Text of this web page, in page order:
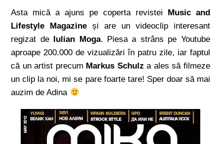
Asta mică a ajuns pe coperta revistei Music and
Lifestyle Magazine și are un videoclip interesant
regizat de Iulian Moga. Piesa a strâns pe Youtube
aproape 200.000 de vizualizări în patru zile, iar faptul
că un artist precum Markus Schulz a ales să filmeze
un clip la noi, mi se pare foarte tare! Sper doar să mai
auzim de Adina